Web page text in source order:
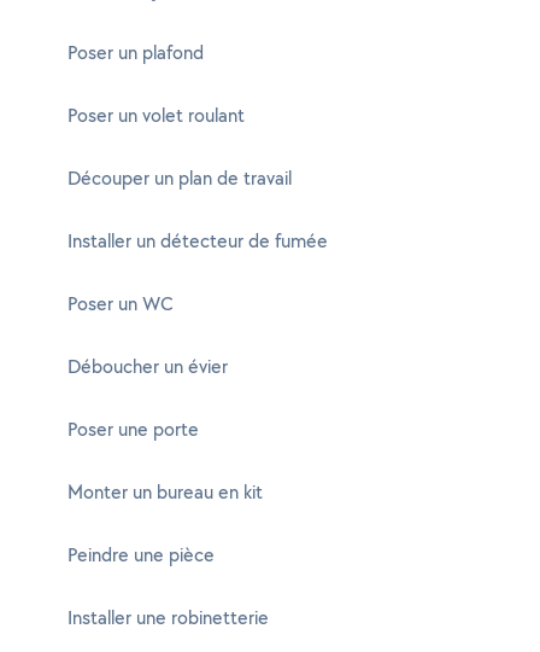
Poser un plafond
Poser un volet roulant
Découper un plan de travail
Installer un détecteur de fumée
Poser un WC
Déboucher un évier
Poser une porte
Monter un bureau en kit
Peindre une pièce
Installer une robinetterie